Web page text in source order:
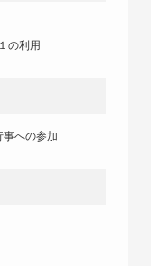
の利用
への参加